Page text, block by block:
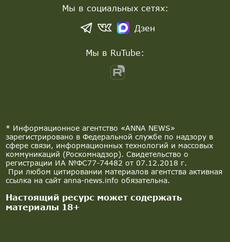
* Информационное агентство «ANNA NEWS»
зарегистрировано в Федеральной службе по надзору в
сфере связи, информационных технологий и массовых
коммуникаций (Роскомнадзор). Свидетельство о
регистрации ИА №ФС77-74482 от 07.12.2018 г.
При любом цитировании материалов агентства активная
ссылка на сайт anna-news.info обязательна.
Настоящий ресурс может содержать
материалы 18+
Мы в социальных сетях:
Дзен
Мы в RuTube: